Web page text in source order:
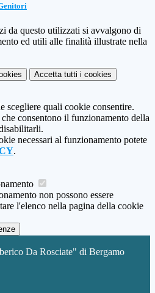
da questo utilizzati si avvalgono di
ed utili alle finalità illustrate nella
Accetta tutti i cookies
scegliere quali cookie consentire.
consentono il funzionamento della
necessari al funzionamento potete
.
non possono essere
l'elenco nella pagina della cookie
Da Rosciate" di Bergamo